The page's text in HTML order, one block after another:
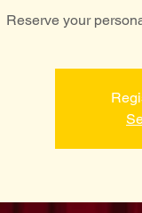
Reserve your